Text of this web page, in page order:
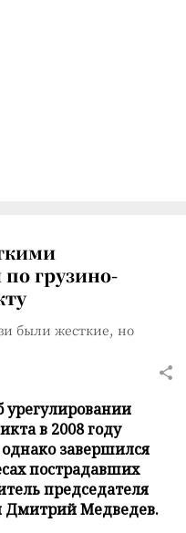
грузино-
были жесткие, но
в 2008 году
завершился
пострадавших
председателя
Дмитрий Медведев.